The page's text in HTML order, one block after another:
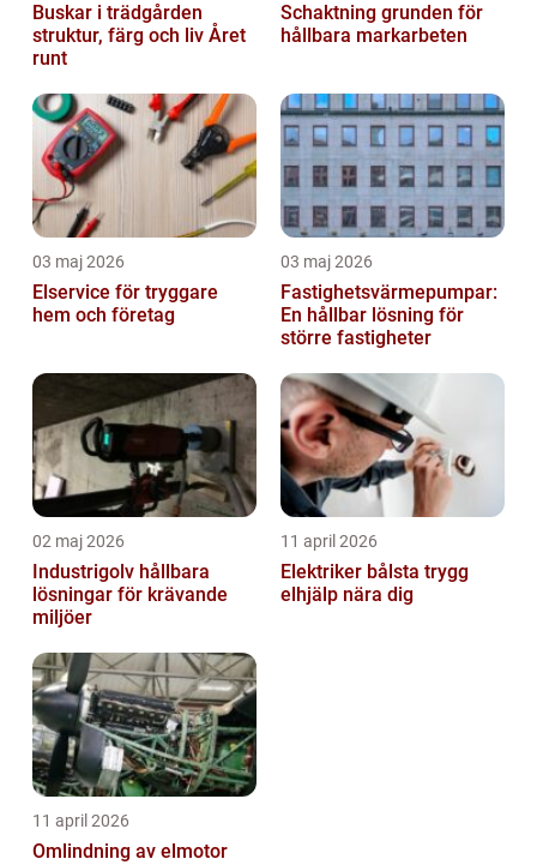
Buskar i trädgården
struktur, färg och liv Året
runt
Schaktning grunden för
hållbara markarbeten
03 maj 2026
Elservice för tryggare
hem och företag
03 maj 2026
Fastighetsvärmepumpar:
En hållbar lösning för
större fastigheter
02 maj 2026
Industrigolv hållbara
lösningar för krävande
miljöer
11 april 2026
Elektriker bålsta trygg
elhjälp nära dig
11 april 2026
Omlindning av elmotor